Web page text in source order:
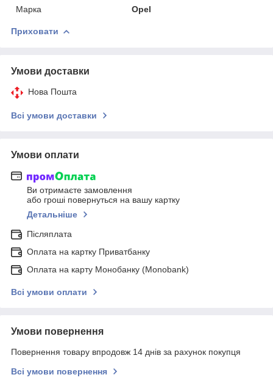
Марка
Opel
Приховати
Умови доставки
Нова Пошта
Всі умови доставки
Умови оплати
Ви отримаєте замовлення
або гроші повернуться на вашу картку
Детальніше
Післяплата
Оплата на картку Приватбанку
Оплата на карту Монобанку (Monobank)
Всі умови оплати
Умови повернення
Повернення товару впродовж 14 днів за рахунок покупця
Всі умови повернення